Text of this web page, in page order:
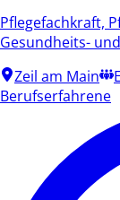
Pflegefachkraft,
Gesundheits-
Zeil am Main
Berufserfahrene